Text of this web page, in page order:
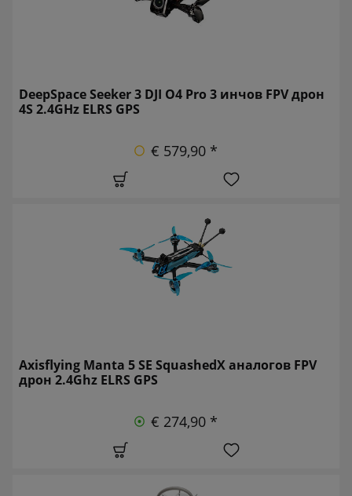
DeepSpace Seeker 3 DJI O4 Pro 3 инчов FPV дрон
4S 2.4GHz ELRS GPS
€ 579,90 *
Axisflying Manta 5 SE SquashedX аналогов FPV
дрон 2.4Ghz ELRS GPS
€ 274,90 *